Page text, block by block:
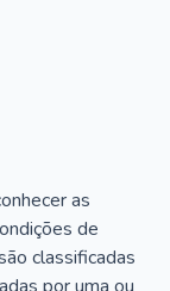
as
de
classificadas